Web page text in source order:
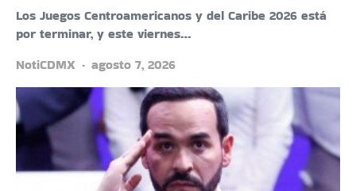
Los Juegos Centroamericanos y del Caribe 2026 está
por terminar, y este viernes…
NotiCDMX
agosto 7, 2026